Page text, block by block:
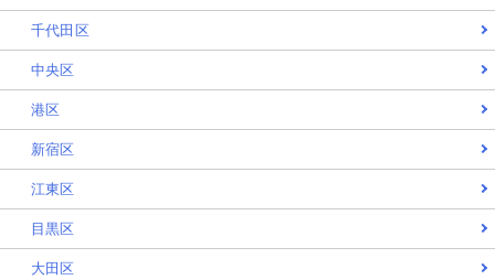
千代田区
中央区
港区
新宿区
江東区
目黒区
大田区